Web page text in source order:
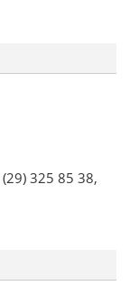
325 85 38,